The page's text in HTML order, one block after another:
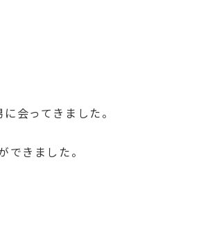
会ってきました。
きました。